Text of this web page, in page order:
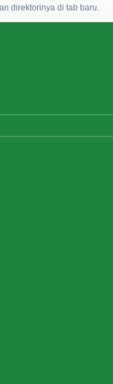
direktorinya di tab baru.